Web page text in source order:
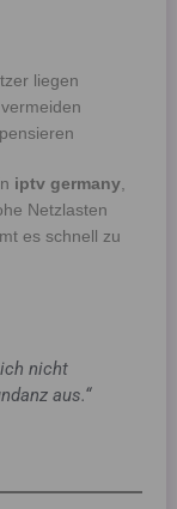
liegen
iptv germany,
Netzlasten
es schnell zu
nicht
aus.“